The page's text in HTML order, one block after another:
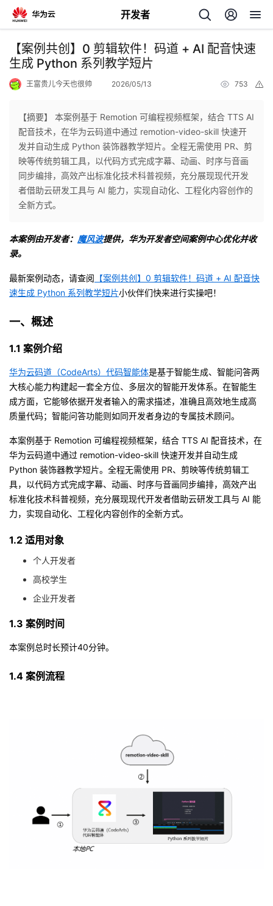
开发者
返
回
个
人
主
页
我
的
开
者
我
的
博
客
我
的
论
坛
我
的
圈
子
我
的
直
播
我
的
活
我
的
注
我
开
者
学
堂
证
实
的
的
我
支
持
我
持
建
【案例共创】0 剪辑软件！码道 + AI 配音快速
生成 Python 系列教学短片
王富贵儿今天也很帅 2026/05/13 753
【摘要】 本案例基于 Remotion 可编程视频框架，结合 TTS AI
配音技术，在华为云码道中通过 remotion-video-skill 快速开
发并自动生成 Python 装饰器教学短片。全程无需使用 PR、剪
映等传统剪辑工具，以代码方式完成字幕、动画、时序与音画
同步编排，高效产出标准化技术科普视频，充分展现现代开发
者借助云研发工具与 AI 能力，实现自动化、工程化内容创作的
全新方式。
本案例由开发者： 魔风波提供，华为开发者空间案例中心优化并收
录。
最新案例动态，请查阅 【案例共创】0 剪辑软件！码道 + AI 配音快
速生成 Python 系列教学短片小伙伴们快来进行实操吧！
一、概述
1.1 案例介绍
华为云码道（CodeArts）代码智能体是基于智能生成、智能问答两
大核心能力构建起一套全方位、多层次的智能开发体系。在智能生
成方面，它能够依据开发者输入的需求描述，准确且高效地生成高
质量代码；智能问答功能则如同开发者身边的专属技术顾问。
本案例基于 Remotion 可编程视频框架，结合 TTS AI 配音技术，在
华为云码道中通过 remotion-video-skill 快速开发并自动生成
Python 装饰器教学短片。全程无需使用 PR、剪映等传统剪辑工
具，以代码方式完成字幕、动画、时序与音画同步编排，高效产出
标准化技术科普视频，充分展现现代开发者借助云研发工具与 AI 能
力，实现自动化、工程化内容创作的全新方式。
1.2 适用对象
个人开发者
高校学生
企业开发者
1.3 案例时间
本案例总时长预计40分钟。
1.4 案例流程